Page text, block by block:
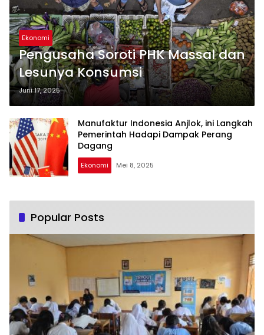
Ekonomi
Pengusaha Soroti PHK Massal dan
Lesunya Konsumsi
Juni 17, 2025
Manufaktur Indonesia Anjlok, ini Langkah
Pemerintah Hadapi Dampak Perang
Dagang
Ekonomi Mei 8, 2025
Popular Posts